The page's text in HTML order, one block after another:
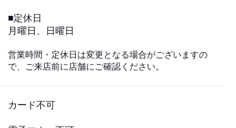
■定休日
月曜日、日曜日
営業時間・定休日は変更となる場合がございますの
で、ご来店前に店舗にご確認ください。
カード不可